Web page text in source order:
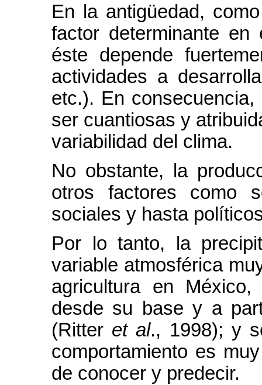
En la antigüedad,
factor determinante
éste depende
actividades a
etc.). En
ser cuantiosas y
variabilidad del clima.
No obstante, la
otros factores como
sociales y hasta
Por lo tanto, la
variable atmosférica
agricultura en
desde su base y a
(Ritter et al., 1998); y
comportamiento es
de conocer y predecir.